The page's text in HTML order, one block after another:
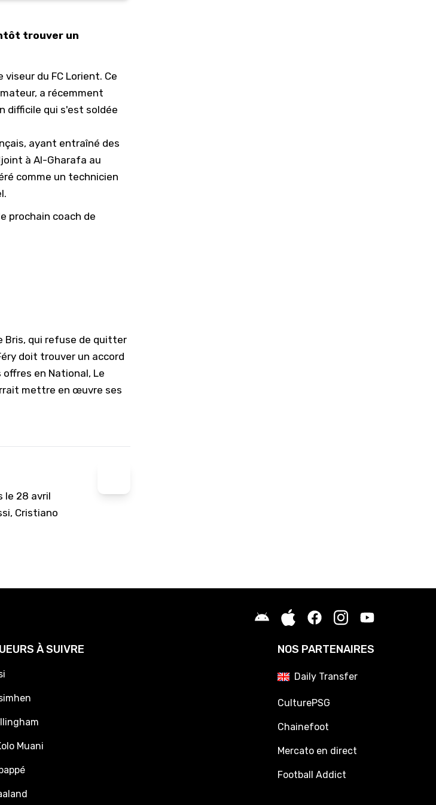
trouver un
viseur du FC Lorient. Ce
a récemment
difficile qui s'est soldée
ayant entraîné des
à Al-Gharafa au
comme un technicien
prochain coach de
Bris, qui refuse de quitter
doit trouver un accord
en National, Le
mettre en œuvre ses
le 28 avril
Cristiano
À SUIVRE
Muani
NOS PARTENAIRES
Daily Transfer
CulturePSG
Chainefoot
Mercato en direct
Football Addict